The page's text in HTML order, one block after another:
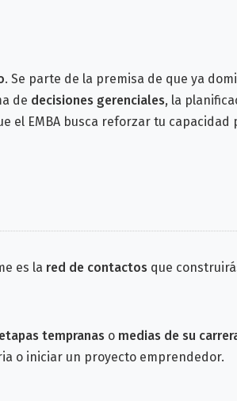
. Se parte de la premisa de que ya
de decisiones gerenciales, la
el EMBA busca reforzar tu
es la red de contactos que
etapas tempranas o medias de su
o iniciar un proyecto emprendedor.